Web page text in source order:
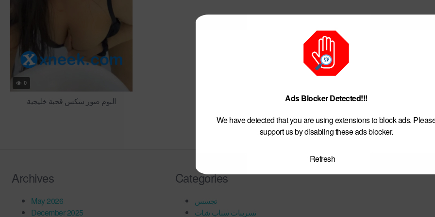
0
البوم صور سكس قحبة خليجية
Archives
May 2026
December 2025
Categories
تجسس
تسريبات سناب شات
Ads Blocker Detected!!!
We have detected that you are using extensions to block ads.
support us by disabling these ads blocker.
Refresh